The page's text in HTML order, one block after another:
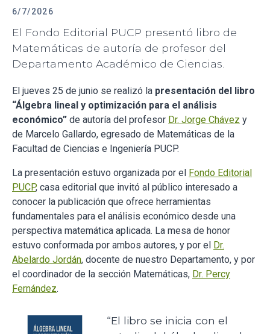
6/7/2026
El Fondo Editorial PUCP presentó libro de
Matemáticas de autoría de profesor del
Departamento Académico de Ciencias.
El jueves 25 de junio se realizó la presentación del libro
“Álgebra lineal y optimización para el análisis
económico” de autoría del profesor Dr. Jorge Chávez y
de Marcelo Gallardo, egresado de Matemáticas de la
Facultad de Ciencias e Ingeniería PUCP.
La presentación estuvo organizada por el Fondo Editorial
PUCP, casa editorial que invitó al público interesado a
conocer la publicación que ofrece herramientas
fundamentales para el análisis económico desde una
perspectiva matemática aplicada. La mesa de honor
estuvo conformada por ambos autores, y por el Dr.
Abelardo Jordán, docente de nuestro Departamento, y por
el coordinador de la sección Matemáticas, Dr. Percy
Fernández.
“El libro se inicia con el